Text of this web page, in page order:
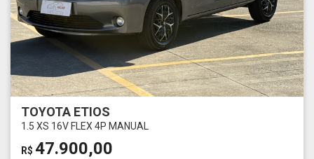
TOYOTA ETIOS
1.5 XS 16V FLEX 4P MANUAL
R$ 47.900,00